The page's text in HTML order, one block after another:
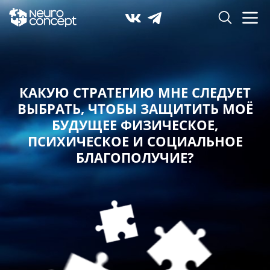
КАКУЮ СТРАТЕГИЮ МНЕ СЛЕДУЕТ
ВЫБРАТЬ,ЧТОБЫ ЗАЩИТИТЬ МОЁ
БУДУЩЕЕ ФИЗИЧЕСКОЕ,
ПСИХИЧЕСКОЕ И СОЦИАЛЬНОЕ
БЛАГОПОЛУЧИЕ?